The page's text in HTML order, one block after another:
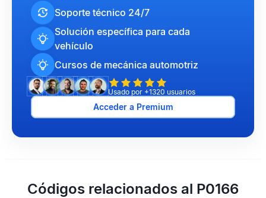
Soporte técnico 24/7
Solución específica para cada
vehículo
Cursos de mecánica automotriz
Usado por +1320 usuarios
Acceder a Premium
Códigos relacionados al P0166